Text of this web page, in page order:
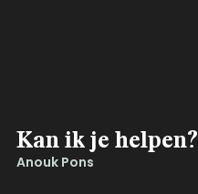
Kan ik je helpen?
Anouk Pons